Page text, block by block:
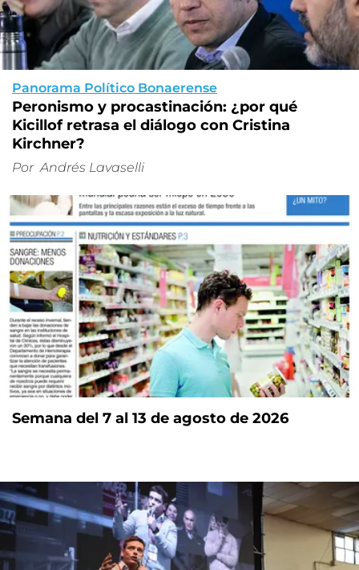
Panorama Político Bonaerense
Peronismo y procastinación: ¿por qué
Kicillof retrasa el diálogo con Cristina
Kirchner?
Por Andrés Lavaselli
Semana del 7 al 13 de agosto de 2026